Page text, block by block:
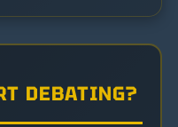
DEBATING?